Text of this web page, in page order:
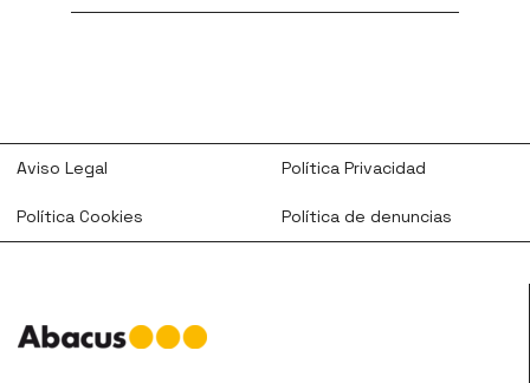
Aviso Legal Política Privacidad
Política Cookies Política de denuncias